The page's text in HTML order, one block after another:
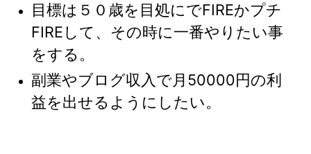
目標は５０歳を目処にでFIREかプチ
FIREして、その時に一番やりたい事
をする。
副業やブログ収入で月50000円の利
益を出せるようにしたい。